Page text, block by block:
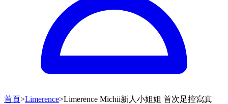
首頁>Limerence>Limerence Michii新人小姐姐 首次足控寫真